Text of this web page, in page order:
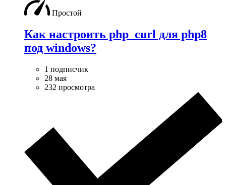
Простой
Как настроить php_curl для php8
под windows?
1 подписчик
28 мая
232 просмотра